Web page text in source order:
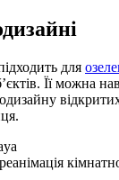
для
Її можна